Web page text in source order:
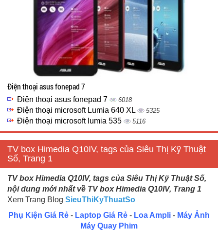
Điện thoại asus fonepad 7
Điện thoại asus fonepad 7 6018
Điện thoại microsoft Lumia 640 XL 5325
Điện thoại microsoft lumia 535 5116
TV box Himedia Q10IV, tags của Siêu Thị Kỹ Thuật
Số, Trang 1
TV box Himedia Q10IV, tags của Siêu Thị Kỹ Thuật Số,
nội dung mới nhất về TV box Himedia Q10IV, Trang 1
Xem Trang Blog SieuThiKyThuatSo
Phụ Kiện Giá Rẻ - Laptop Giá Rẻ - Loa Ampli - Máy Ảnh
Máy Quay Phim